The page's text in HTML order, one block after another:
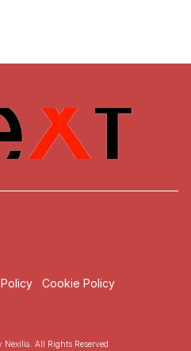
Cookie Policy
All Rights Reserved